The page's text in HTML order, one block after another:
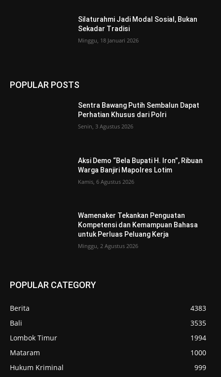
Silaturahmi Jadi Modal Sosial, Bukan
Sekadar Tradisi
Minggu, 18 Januari 2026
POPULAR POSTS
Sentra Bawang Putih Sembalun Dapat
Perhatian Khusus dari Polri
Senin, 3 Agustus 2026
Aksi Demo “Bela Bupati H. Iron”, Ribuan
Warga Banjiri Mapolres Lotim
Kamis, 6 Agustus 2026
Wamenaker Tekankan Penguatan
Kompetensi dan Kemampuan Bahasa
untuk Perluas Peluang Kerja
Minggu, 2 Agustus 2026
POPULAR CATEGORY
Berita
4383
Bali
3535
Lombok Timur
1994
Mataram
1000
Hukum Kriminal
999